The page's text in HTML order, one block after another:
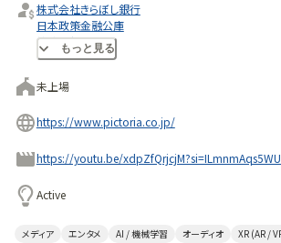
株式会社きらぼし銀行
日本政策金融公庫
株式会社みずほ銀行
もっと見る
未上場
https://www.pictoria.co.jp/
https://youtu.be/
Active
メディア エンタメ AI / 機械学習 オーディオ XR (AR /